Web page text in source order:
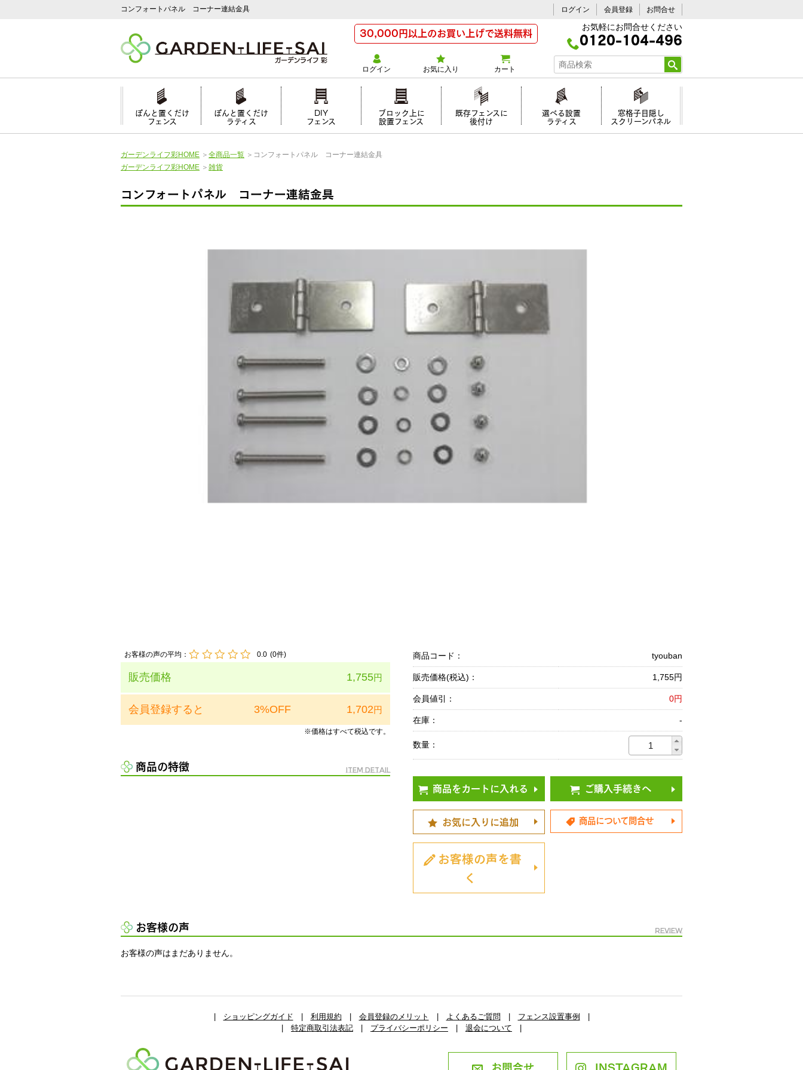
コンフォートパネル コーナー連結金具 ログイン 会員登録 お問合せ
30,000円以上のお買い上げで送料無料 お気軽にお問合せください
0120-104-496
ログイン お気に入り カート
ぽんと置くだけ
フェンス
ぽんと置くだけ
ラティス
DIY
フェンス
ブロック上に
設置フェンス
既存フェンスに
後付け
選べる設置
ラティス
窓格子目隠し
スクリーンパネル
ガーデンライフ彩HOME ＞ 全商品一覧 ＞ コンフォートパネル コーナー連結金具
ガーデンライフ彩HOME ＞ 雑貨
コンフォートパネル コーナー連結金具
お客様の声の平均： 0.0 (0件)
販売価格 1,755円
会員登録すると 3%OFF 1,702円
※価格はすべて税込です。
商品の特徴 Item Detail
商品コード： tyouban
販売価格(税込)： 1,755円
会員値引： 0円
在庫： -
数量：
商品をカートに入れる ご購入手続きへ
お気に入りに追加 商品について問合せ
お客様の声を書
く
お客様の声 Review
お客様の声はまだありません。
ショッピングガイド 利用規約 会員登録のメリット よくあるご質問 フェンス設置事例
特定商取引法表記 プライバシーポリシー 退会について
INSTAGRAM
お問合せ